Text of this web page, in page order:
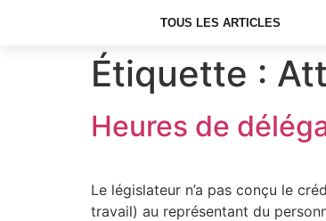
TOUS LES ARTICLES
Étiquette :
Heures de
Le législateur n’a pas conçu le
travail) au représentant du